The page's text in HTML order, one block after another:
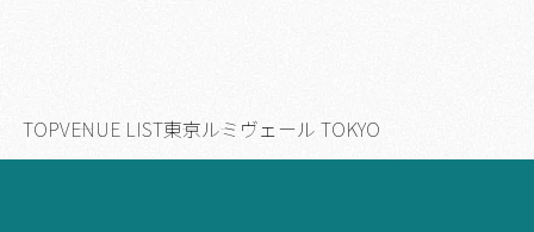
TOPVENUE LIST東京ルミヴェール TOKYO